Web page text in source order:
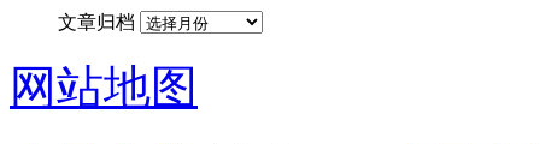
文章归档
网站地图